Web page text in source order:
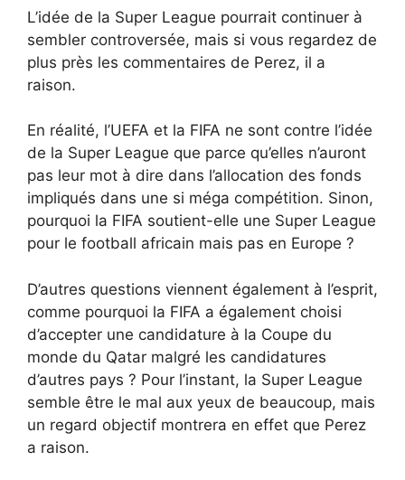
L’idée de la Super League pourrait continuer à
sembler controversée, mais si vous regardez de
plus près les commentaires de Perez, il a
raison.
En réalité, l’UEFA et la FIFA ne sont contre l’idée
de la Super League que parce qu’elles n’auront
pas leur mot à dire dans l’allocation des fonds
impliqués dans une si méga compétition. Sinon,
pourquoi la FIFA soutient-elle une Super League
pour le football africain mais pas en Europe ?
D’autres questions viennent également à l’esprit,
comme pourquoi la FIFA a également choisi
d’accepter une candidature à la Coupe du
monde du Qatar malgré les candidatures
d’autres pays ? Pour l’instant, la Super League
semble être le mal aux yeux de beaucoup, mais
un regard objectif montrera en effet que Perez
a raison.